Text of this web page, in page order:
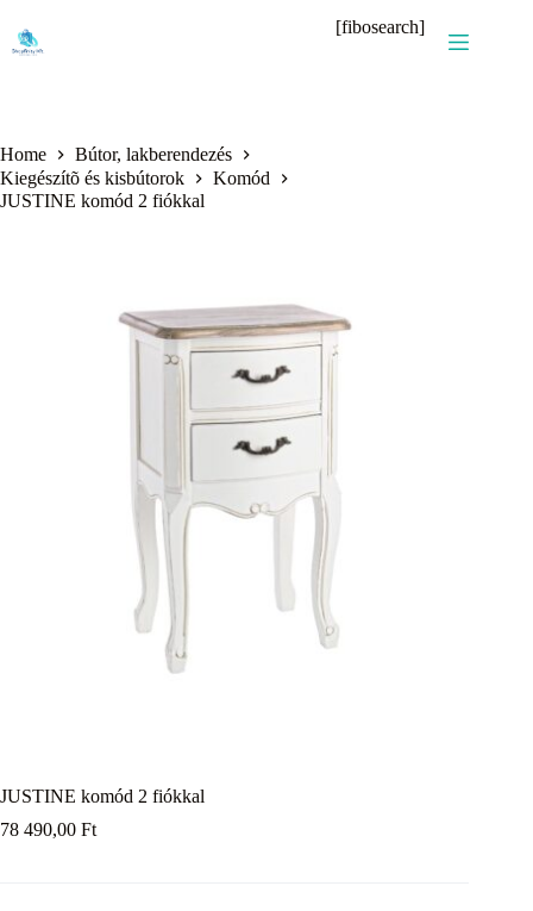
content
[fibosearch]
Home
Bútor, lakberendezés
Kiegészítõ és kisbútorok
Komód
JUSTINE komód 2 fiókkal
JUSTINE komód 2 fiókkal
78 490,00 Ft